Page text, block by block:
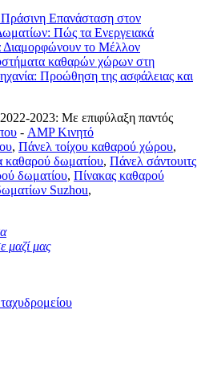
Επανάσταση στον
Πώς τα Ενεργειακά
Διαμορφώνουν το Μέλλον
καθαρών χώρων στη
Προώθηση της ασφάλειας και
2023: Με επιφύλαξη παντός
- AMP Κινητό
, Πάνελ τοίχου καθαρού χώρου,
καθαρού δωματίου, Πάνελ σάντουιτς
δωματίου, Πίνακας καθαρού
Suzhou,
μαζί μας